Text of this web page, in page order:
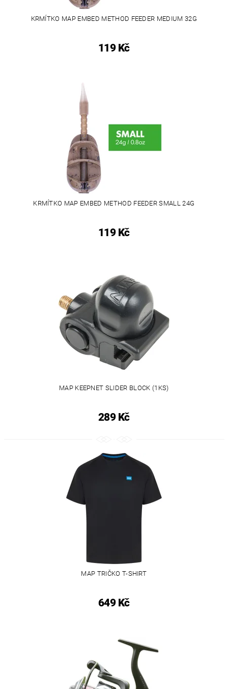
KRMÍTKO MAP EMBED METHOD FEEDER MEDIUM 32G
119 Kč
KRMÍTKO MAP EMBED METHOD FEEDER SMALL 24G
119 Kč
MAP KEEPNET SLIDER BLOCK (1KS)
289 Kč
MAP TRIČKO T-SHIRT
649 Kč